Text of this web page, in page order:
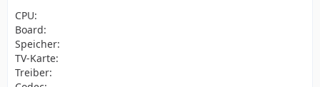
CPU:
Board:
Speicher:
TV-Karte:
Treiber: